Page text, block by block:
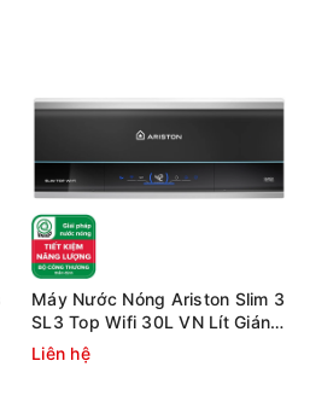
Máy Nước Nóng Ariston Slim 3
SL3 Top Wifi 30L VN Lít Gián
Tiếp
Liên hệ